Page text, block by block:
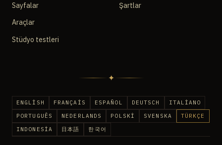
Sayfalar
Araçlar
Stüdyo testleri
Şartlar
✦
ENGLISH FRANÇAIS ESPAÑOL DEUTSCH
ITALIANO
PORTUGUÊS
NEDERLANDS POLSKI SVENSKA
TÜRKÇE
INDONESIA
日本語 한국어